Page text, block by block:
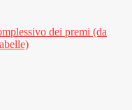
dei premi (da